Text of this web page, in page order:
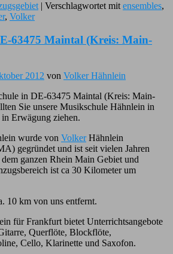
| Verschlagwortet mit ensembles,
, Volker
63475 Maintal (Kreis: Main-
2012 von Volker Hähnlein
in DE-63475 Maintal (Kreis: Main-
Sie unsere Musikschule Hähnlein in
Erwägung ziehen.
wurde von VolkerHähnlein
gegründet und ist seit vielen Jahren
ganzen Rhein Main Gebiet und
ist ca 30 Kilometer um
10 km von uns entfernt.
für Frankfurt bietet Unterrichtsangebote
Querflöte, Blockflöte,
Cello, Klarinette und Saxofon.